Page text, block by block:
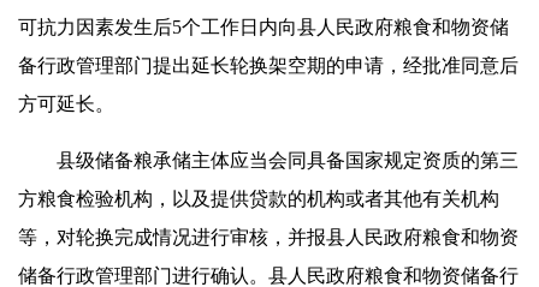
可抗力因素发生后5个工作日内向县人民政府粮食和物资储
备行政管理部门提出延长轮换架空期的申请，经批准同意后
方可延长。
县级储备粮承储主体应当会同具备国家规定资质的第三
方粮食检验机构，以及提供贷款的机构或者其他有关机构
等，对轮换完成情况进行审核，并报县人民政府粮食和物资
储备行政管理部门进行确认。县人民政府粮食和物资储备行